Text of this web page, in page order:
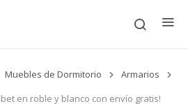
Muebles de Dormitorio
Armarios
en roble y blanco con envío gratis!